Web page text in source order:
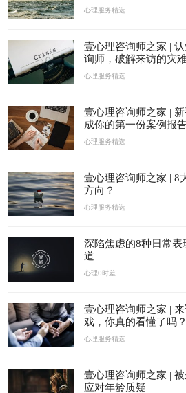
心理服务精选
壹心理咨询师之家 |
询师，破解来访的灾
心理服务精选
壹心理咨询师之家 |
成你的第一份案例报
心理服务精选
壹心理咨询师之家 | 8
方向？
心理服务精选
深陷焦虑的8种日常
道
心理0时差
壹心理咨询师之家 |
戏，你真的看懂了吗？
心理服务精选
壹心理咨询师之家 |
应对年龄质疑